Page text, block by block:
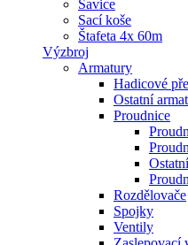
Savice
Sací koše
Štafeta 4x 60m
Výzbroj
Armatury
Hadicové
Ostatní
Proudnice
Rozdělovače
Spojky
Ventily